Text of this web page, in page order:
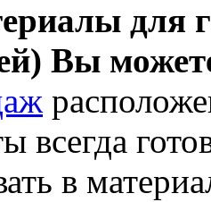
для
Вы
всегда
в